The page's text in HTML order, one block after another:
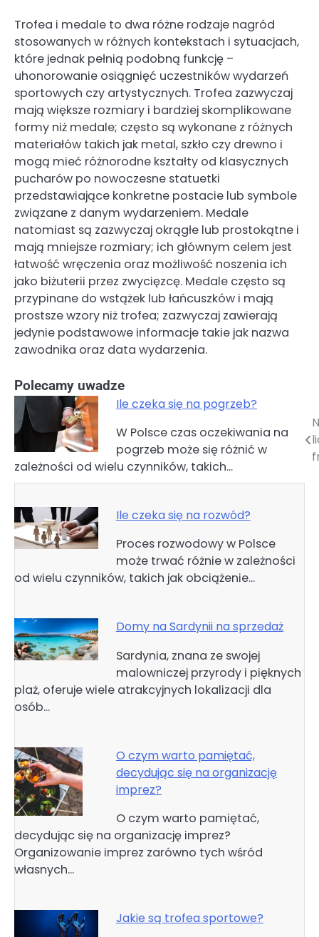
Trofea i medale to dwa różne rodzaje nagród
stosowanych w różnych kontekstach i sytuacjach,
które jednak pełnią podobną funkcję –
uhonorowanie osiągnięć uczestników wydarzeń
sportowych czy artystycznych. Trofea zazwyczaj
mają większe rozmiary i bardziej skomplikowane
formy niż medale; często są wykonane z różnych
materiałów takich jak metal, szkło czy drewno i
mogą mieć różnorodne kształty od klasycznych
pucharów po nowoczesne statuetki
przedstawiające konkretne postacie lub symbole
związane z danym wydarzeniem. Medale
natomiast są zazwyczaj okrągłe lub prostokątne i
mają mniejsze rozmiary; ich głównym celem jest
łatwość wręczenia oraz możliwość noszenia ich
jako biżuterii przez zwycięzcę. Medale często są
przypinane do wstążek lub łańcuszków i mają
prostsze wzory niż trofea; zazwyczaj zawierają
jedynie podstawowe informacje takie jak nazwa
zawodnika oraz data wydarzenia.
Polecamy uwadze
Ile czeka się na pogrzeb?
W Polsce czas oczekiwania na
pogrzeb może się różnić w
zależności od wielu czynników, takich…
Ile czeka się na rozwód?
Proces rozwodowy w Polsce
może trwać różnie w zależności
od wielu czynników, takich jak obciążenie…
Domy na Sardynii na sprzedaż
Sardynia, znana ze swojej
malowniczej przyrody i pięknych
plaż, oferuje wiele atrakcyjnych lokalizacji dla
osób…
O czym warto pamiętać,
decydując się na organizację
imprez?
O czym warto pamiętać,
decydując się na organizację imprez?
Organizowanie imprez zarówno tych wśród
własnych…
Jakie są trofea sportowe?
Nawigacja
wpisu